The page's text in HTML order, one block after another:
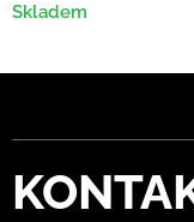
Skladem